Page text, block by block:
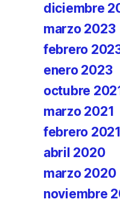
diciembre
marzo 2023
febrero
enero 2023
octubre
marzo 2021
febrero 2021
abril 2020
marzo 2020
noviembre